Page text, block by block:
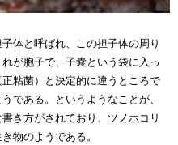
体と呼ばれ、この担子体の周り
が胞子で、子嚢という袋に入っ
粘菌）と決定的に違うところで
である。というようなことが、
き方がされており、ツノホコリ
物のようである。